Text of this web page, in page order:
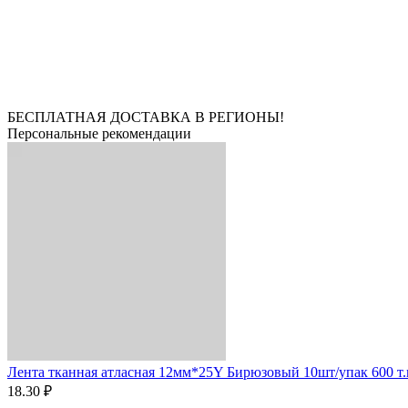
БЕСПЛАТНАЯ ДОСТАВКА В РЕГИОНЫ!
Персональные рекомендации
Лента тканная атласная 12мм*25Y Бирюзовый 10шт/упак 600
18.30 ₽